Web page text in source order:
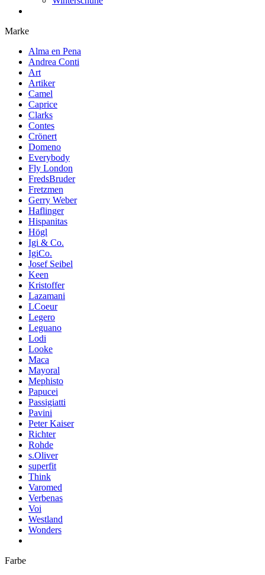
Marke
Alma en Pena
Andrea Conti
Art
Artiker
Camel
Caprice
Clarks
Contes
Crönert
Domeno
Everybody
Fly London
FredsBruder
Fretzmen
Gerry Weber
Haflinger
Hispanitas
Högl
Igi & Co.
IgiCo.
Josef Seibel
Keen
Kristoffer
Lazamani
LCoeur
Legero
Leguano
Lodi
Looke
Maca
Mayoral
Mephisto
Papucei
Passigiatti
Pavini
Peter Kaiser
Richter
Rohde
s.Oliver
superfit
Think
Varomed
Verbenas
Voi
Westland
Wonders
Farbe